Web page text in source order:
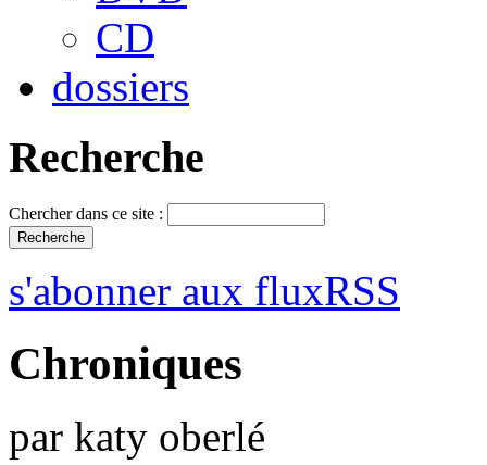
CD
dossiers
Recherche
Chercher dans ce site :
s'abonner aux fluxRSS
Chroniques
par katy oberlé